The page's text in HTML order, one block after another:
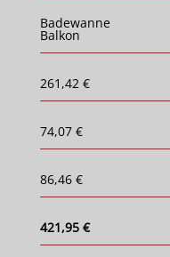
Badewanne
Balkon
261,42 €
74,07 €
86,46 €
421,95 €